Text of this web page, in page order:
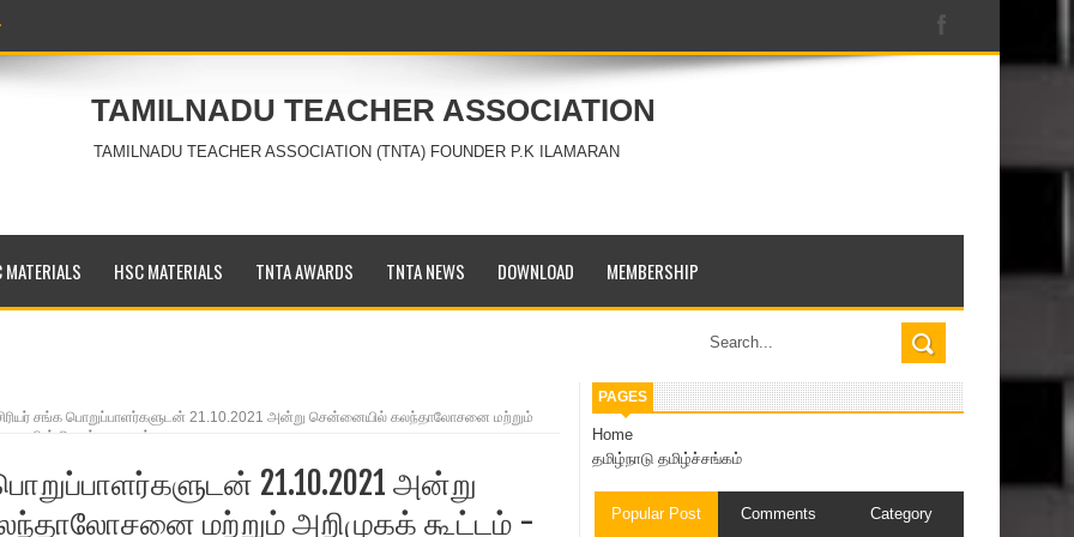
TAMILNADU TEACHER ASSOCIATION
TAMILNADU TEACHER ASSOCIATION (TNTA) FOUNDER P.K ILAMARAN
HSC MATERIALS TNTA AWARDS TNTA NEWS DOWNLOAD MEMBERSHIP
சங்க பொறுப்பாளர்களுடன் 21.10.2021 அன்று சென்னையில் கலந்தாலோசனை மற்றும்
செயல்முறைகள்
21.10.2021 அன்று
மற்றும் அறிமுகக் கூட்டம் -
PAGES
Home
தமிழ்நாடு தமிழ்ச்சங்கம்
Popular Post Comments Category